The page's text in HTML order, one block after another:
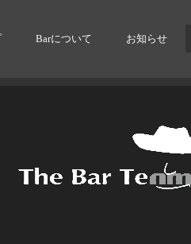
Barについて お知らせ